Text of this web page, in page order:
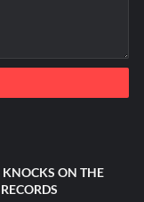
KNOCKS ON THE